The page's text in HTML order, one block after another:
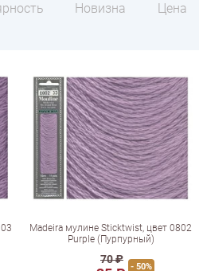
Новизна Цена
Madeira мулине Sticktwist, цвет 0802
Purple (Пурпурный)
70 ₽
- 50%